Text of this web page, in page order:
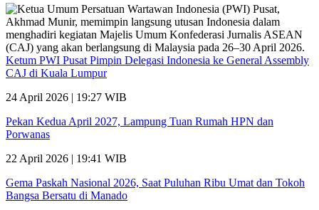
Ketum PWI Pusat Pimpin Delegasi Indonesia ke General Assembly
CAJ di Kuala Lumpur
24 April 2026 | 19:27 WIB
Pekan Kedua April 2027, Lampung Tuan Rumah HPN dan
Porwanas
22 April 2026 | 19:41 WIB
Gema Paskah Nasional 2026, Saat Puluhan Ribu Umat dan Tokoh
Bangsa Bersatu di Manado